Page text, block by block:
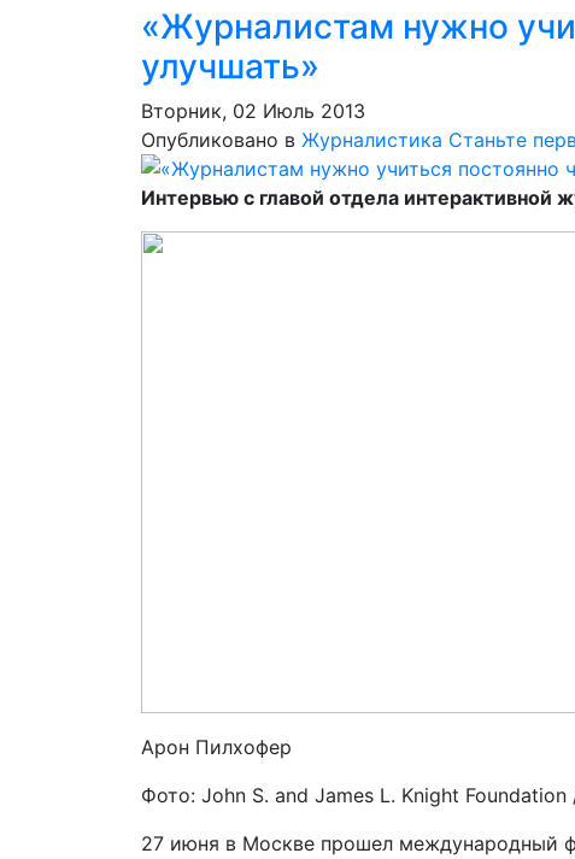
«Журналистам нужно
улучшать»
Вторник, 02 Июль 2013
Опубликовано в Журналистика Станьте
Интервью с главой отдела интерактивной
Арон Пилхофер
Фото: John S. and James L. Knight Foundation
27 июня в Москве прошел международный